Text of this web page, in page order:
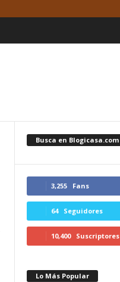
Busca en Blogicasa.com
3,255 Fans
64 Seguidores
10,400 Suscriptores
Lo Más Popular